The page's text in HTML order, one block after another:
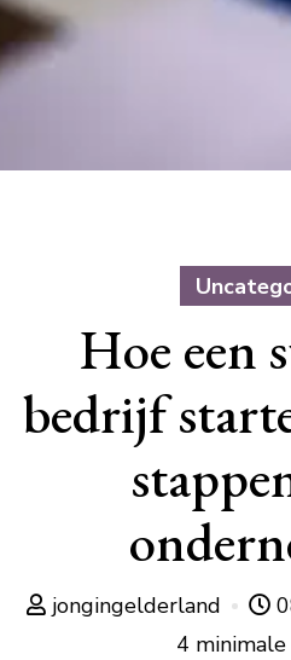
Hoe een
bedrijf
jongingelderland
4